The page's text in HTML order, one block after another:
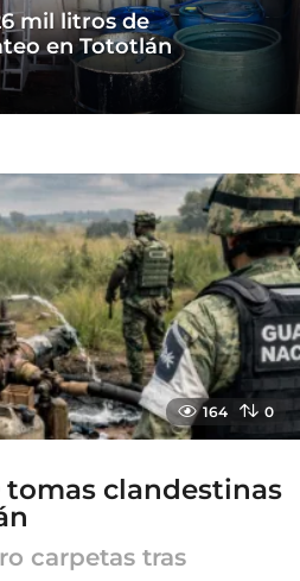
mil litros de
en Tototlán
164 0
tomas clandestinas
carpetas tras